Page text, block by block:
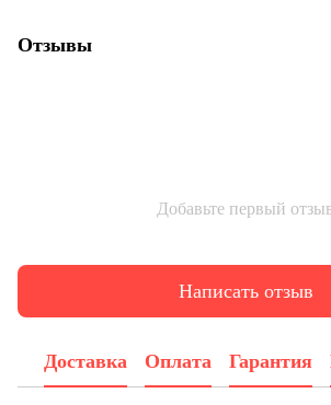
Отзывы
Добавьте первый
Написать отзыв
Доставка Оплата Гарантия